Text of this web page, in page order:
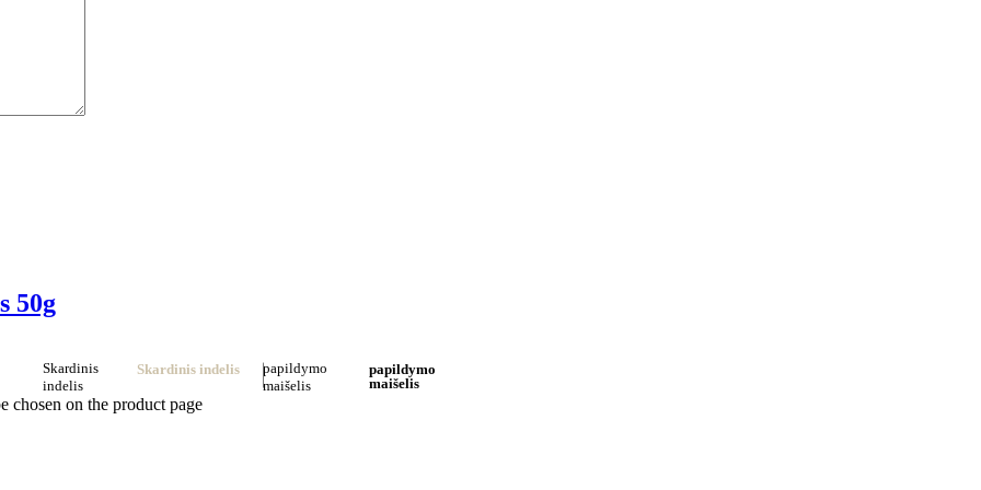
50g
Skardinis
indelis
Skardinis indelis
papildymo
maišelis
papildymo
maišelis
chosen on the product page